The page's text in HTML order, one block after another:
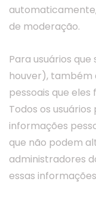
de moderação.
Para usuários
houver), também
pessoais que
Todos os
informações
que não podem
administradores
essas